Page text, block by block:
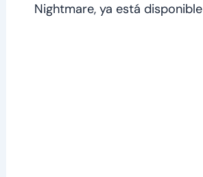
Nightmare, ya está disponible